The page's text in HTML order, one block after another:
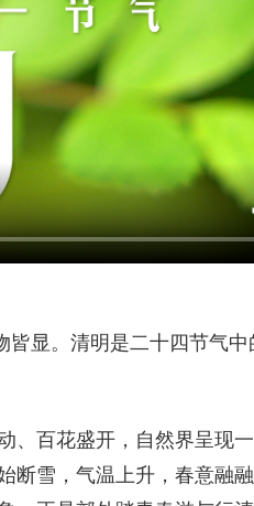
显。清明是二十四节气中
、百花盛开，自然界呈现
断雪，气温上升，春意融